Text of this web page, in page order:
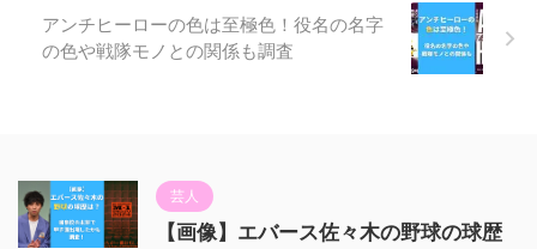
アンチヒーローの色は至極色！役名の名字
の色や戦隊モノとの関係も調査
芸人
【画像】エバース佐々木の野球の球歴